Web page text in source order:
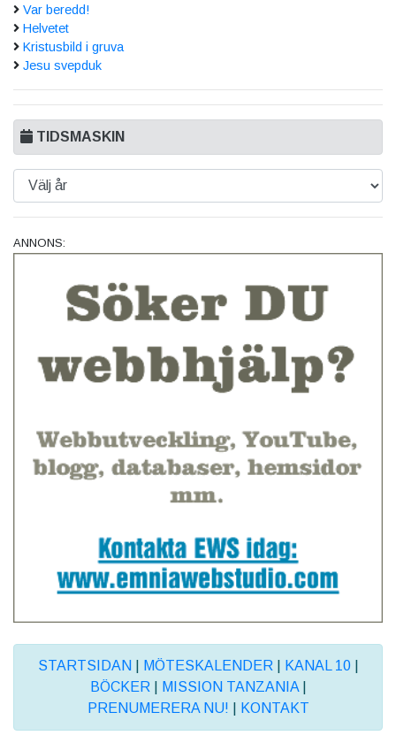
Var beredd!
Helvetet
Kristusbild i gruva
Jesu svepduk
TIDSMASKIN
ANNONS:
STARTSIDAN MÖTESKALENDER KANAL 10|
BÖCKER
MISSION TANZANIA|
PRENUMERERA NU!
KONTAKT